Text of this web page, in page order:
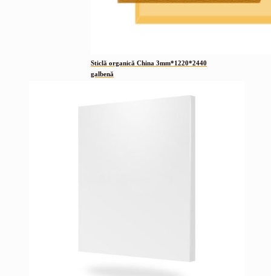
Sticlă organică China 3mm*1220*2440
galbenă